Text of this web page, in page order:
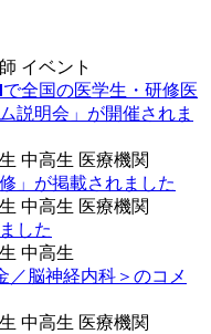
イベント
全国の医学生・研修医
説明会」が開催されま
中高生 医療機関
」が掲載されました
中高生 医療機関
した
中高生
／脳神経内科＞のコメ
中高生 医療機関